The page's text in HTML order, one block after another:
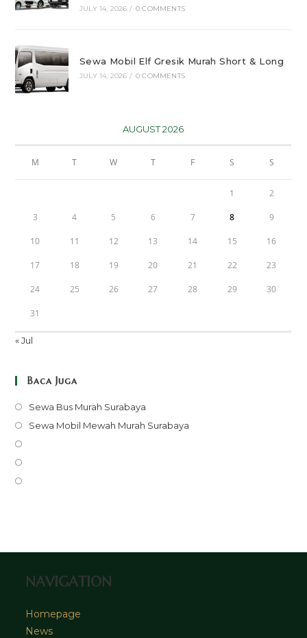
JULY 14, 2026 / 0 COMMENTS
Sewa Mobil Elf Gresik Murah Short & Long
JULY 14, 2026 / 0 COMMENTS
AUGUST 2026
M T W T F S S
1 2
3 4 5 6 7 8 9
10 11 12 13 14 15 16
17 18 19 20 21 22 23
24 25 26 27 28 29 30
31
« Jul
Baca Juga
Sewa Bus Murah Surabaya
in
Sewa Mobil Mewah Murah Surabaya
tab
NAVIGATION
Homepage
News